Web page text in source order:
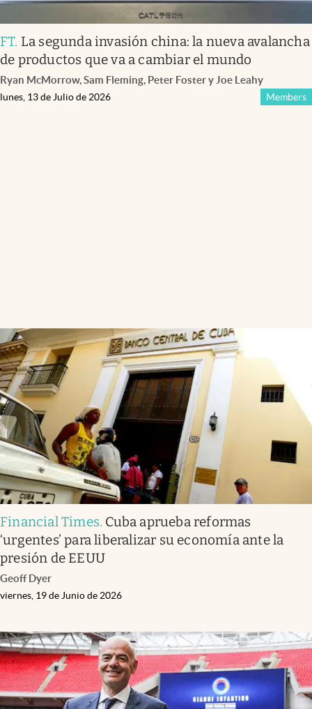
FT. La segunda invasión china: la nueva avalancha
de productos que va a cambiar el mundo
Ryan McMorrow, Sam Fleming, Peter Foster y Joe Leahy
Members
lunes, 13 de Julio de 2026
Financial Times. Cuba aprueba reformas
‘urgentes’ para liberalizar su economía ante la
presión de EEUU
Geoff Dyer
viernes, 19 de Junio de 2026